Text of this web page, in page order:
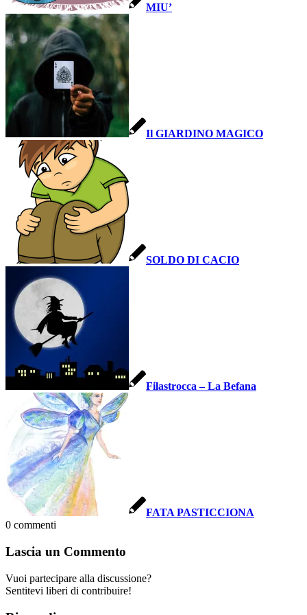
MIU’
Il GIARDINO MAGICO
SOLDO DI CACIO
Filastrocca – La Befana
FATA PASTICCIONA
0 commenti
Lascia un Commento
Vuoi partecipare alla discussione?
Sentitevi liberi di contribuire!